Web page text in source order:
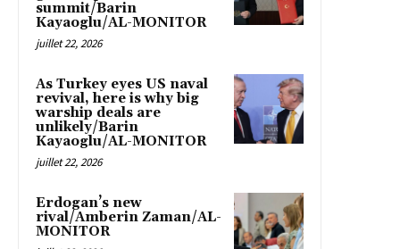
summit/Barin
Kayaoglu/AL-MONITOR
juillet 22, 2026
As Turkey eyes US naval
revival, here is why big
warship deals are
unlikely/Barin
Kayaoglu/AL-MONITOR
juillet 22, 2026
Erdogan’s new
rival/Amberin Zaman/AL-
MONITOR